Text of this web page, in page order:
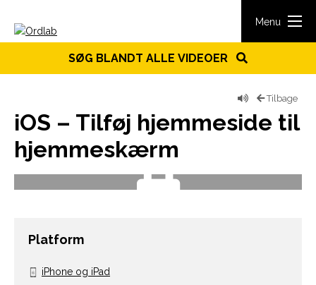
Menu
SØG BLANDT ALLE VIDEOER
Tilbage
iOS – Tilføj hjemmeside til
hjemmeskærm
Platform
iPhone og iPad